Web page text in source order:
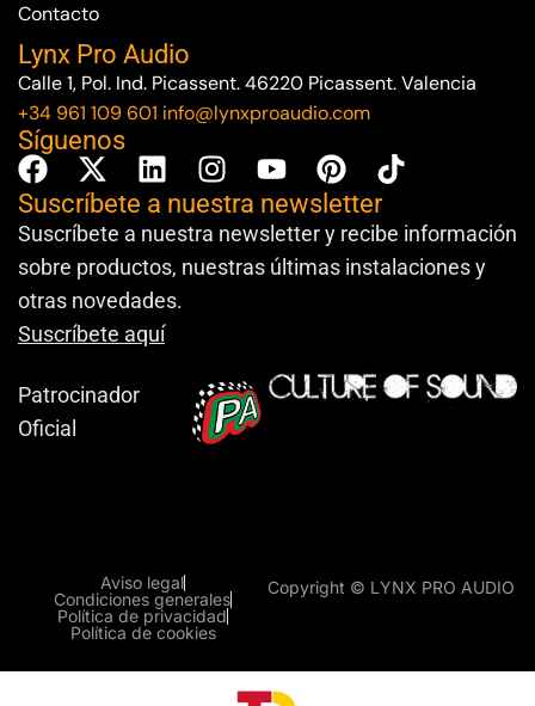
Contacto
Lynx Pro Audio
Calle 1, Pol. Ind. Picassent. 46220 Picassent. Valencia
+34 961 109 601 info@lynxproaudio.com
Síguenos
Suscríbete a nuestra newsletter
Suscríbete a nuestra newsletter y recibe información
sobre productos, nuestras últimas instalaciones y
otras novedades.
Suscríbete aquí
Patrocinador
Oficial
Copyright © LYNX PRO AUDIO
Aviso legal
Condiciones generales
Política de privacidad
Política de cookies